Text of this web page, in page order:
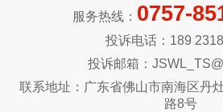
服务热线： 0757-
投诉电话：189
投诉邮箱：
联系地址：广东省佛山市南海区丹
路8号